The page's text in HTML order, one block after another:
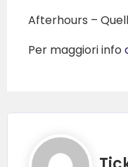
Afterhours –
Per maggiori info